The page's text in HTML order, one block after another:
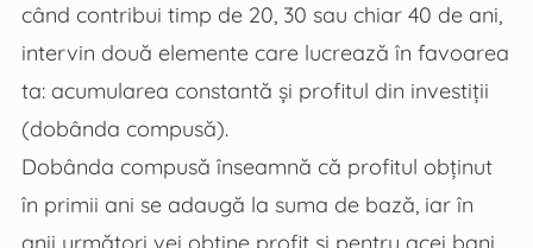
când contribui timp de 20, 30 sau chiar 40 de ani,
intervin două elemente care lucrează în favoarea
ta: acumularea constantă și profitul din investiții
(dobânda compusă).
Dobânda compusă înseamnă că profitul obținut
în primii ani se adaugă la suma de bază, iar în
anii următori vei obține profit și pentru acei bani